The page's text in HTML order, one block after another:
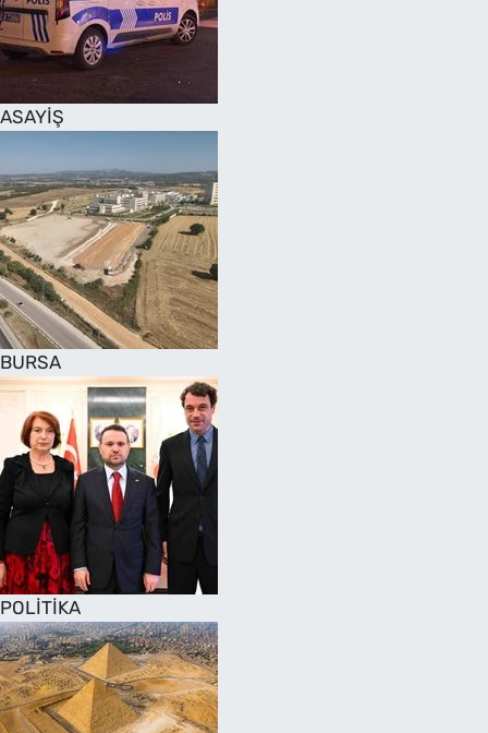
ASAYİŞ
BURSA
POLİTİKA
SAĞLIK
TV REHBERİ